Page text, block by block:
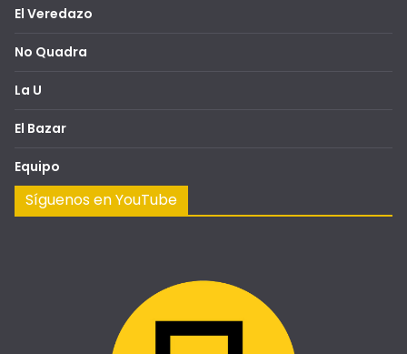
El Veredazo
No Quadra
La U
El Bazar
Equipo
Síguenos en YouTube